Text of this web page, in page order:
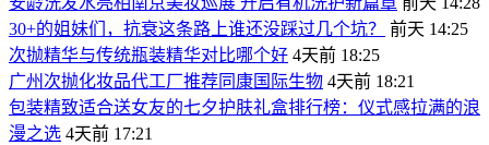
30+的姐妹们，抗衰这条路上谁还没踩过几个坑？
前天 14:25
次抛精华与传统瓶装精华对比哪个好 4天前 18:25
广州次抛化妆品代工厂推荐同康国际生物 4天前 18:21
包装精致适合送女友的七夕护肤礼盒排行榜：仪式感拉满的浪
漫之选 4天前 17:21